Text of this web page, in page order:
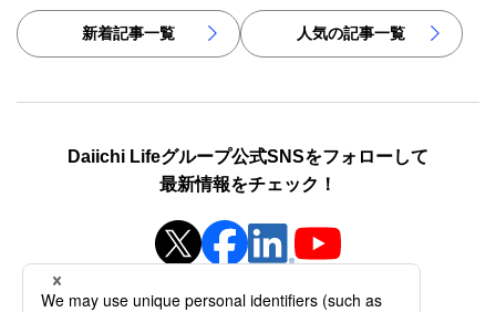
新着記事一覧 人気の記事一覧
Daiichi Lifeグループ公式SNSをフォローして
最新情報をチェック！
新規ウィンドウを開きます
新規ウィンドウを開きます
新規ウィンドウを開きます
新規ウィンドウを開